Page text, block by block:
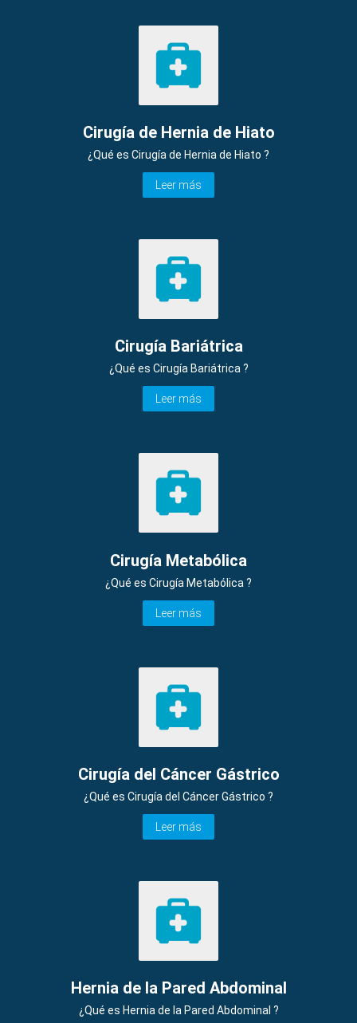
Cirugía de Hernia de Hiato
¿Qué es Cirugía de Hernia de Hiato ?
Leer más
Cirugía Bariátrica
¿Qué es Cirugía Bariátrica ?
Leer más
Cirugía Metabólica
¿Qué es Cirugía Metabólica ?
Leer más
Cirugía del Cáncer Gástrico
¿Qué es Cirugía del Cáncer Gástrico ?
Leer más
Hernia de la Pared Abdominal
¿Qué es Hernia de la Pared Abdominal ?